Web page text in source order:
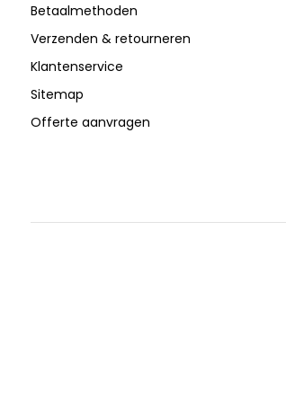
Betaalmethoden
Verzenden & retourneren
Klantenservice
Sitemap
Offerte aanvragen